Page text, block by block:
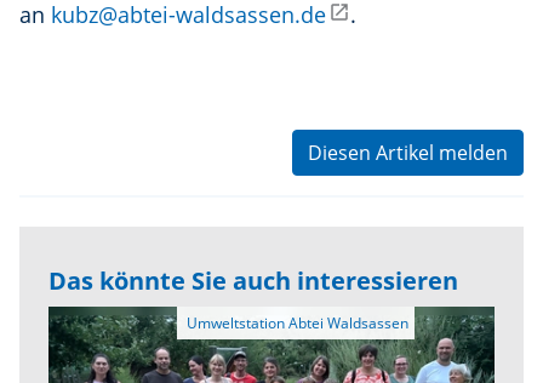
an kubz@abtei-waldsassen.de .
Diesen Artikel melden
Das könnte Sie auch interessieren